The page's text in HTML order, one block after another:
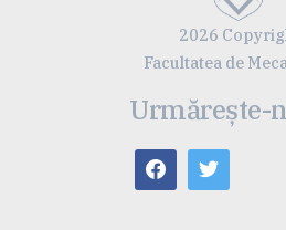
2026
Facultatea de
Urmărește-